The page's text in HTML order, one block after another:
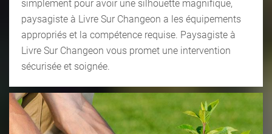
simplement pour avoir une silhouette magnifique,
paysagiste à Livre Sur Changeon a les équipements
appropriés et la compétence requise. Paysagiste à
Livre Sur Changeon vous promet une intervention
sécurisée et soignée.